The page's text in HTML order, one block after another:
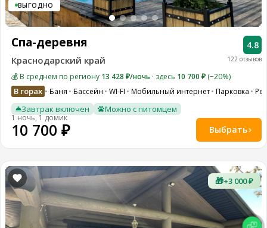
ВЫГОДНО
122 отзывов
4.8
Спа-деревня
Краснодарский край
💰 В среднем по региону 13 428 ₽/ночь · здесь 10 700 ₽ (−20%)
В горах Баня Бассейн WI-FI Мобильный интернет Парковка
Завтрак включен Можно с питомцем
1 ночь, 1 домик
10 700 ₽ Выбрать
🎁+3 000 ₽